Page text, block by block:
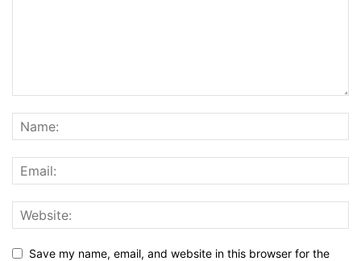
Save my name, email, and website in this browser for the